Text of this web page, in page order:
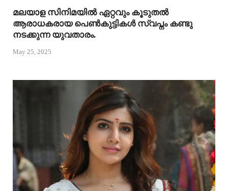
മലയാള സിനിമയിൽ ഏറ്റവും കൂടുതൽ
ആരാധകരായ പെൺകുട്ടികൾ സ്വപ്നം കണ്ടു
നടക്കുന്ന യുവതാരം.
May 25, 2025